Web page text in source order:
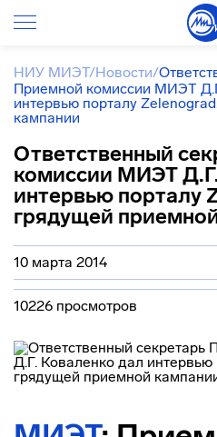
НИУ МИЭТ/Новости/
Приемной комиссии МИЭТ
интервью порталу
кампании
Ответственный
комиссии МИЭТ
интервью порталу
грядущей
10 марта 2014
10226 просмотров